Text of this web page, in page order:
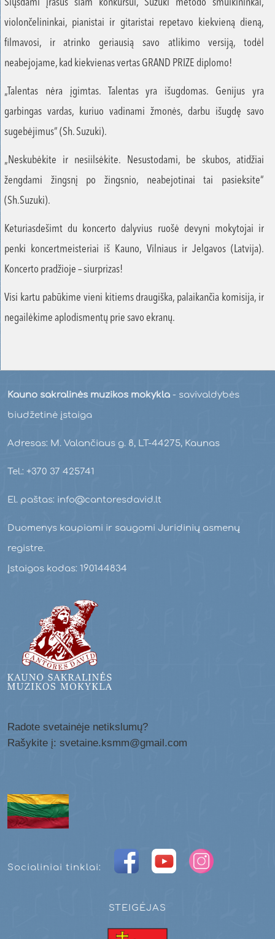
Siųsdami įrašus šiam konkursui, Suzuki metodo smuikininkai,
violončelininkai, pianistai ir gitaristai repetavo kiekvieną dieną,
filmavosi, ir atrinko geriausią savo atlikimo versiją, todėl
neabejojame, kad kiekvienas vertas GRAND PRIZE diplomo!
„Talentas nėra įgimtas. Talentas yra išugdomas. Genijus yra
garbingas vardas, kuriuo vadinami žmonės, darbu išugdę savo
sugebėjimus“ (Sh. Suzuki).
„Neskubėkite ir nesiilsėkite. Nesustodami, be skubos, atidžiai
žengdami žingsnį po žingsnio, neabejotinai tai pasieksite“
(Sh.Suzuki).
Keturiasdešimt du koncerto dalyvius ruošė devyni mokytojai ir
penki koncertmeisteriai iš Kauno, Vilniaus ir Jelgavos (Latvija).
Koncerto pradžioje – siurprizas!
Visi kartu pabūkime vieni kitiems draugiška, palaikančia komisija, ir
negailėkime aplodismentų prie savo ekranų.
Kauno sakralinės muzikos mokykla - savivaldybės
biudžetinė įstaiga
Adresas: M. Valančiaus g. 8, LT-44275, Kaunas
Tel.: +370 37 425741
El. paštas: info@cantoresdavid.lt
Duomenys kaupiami ir saugomi Juridinių asmenų
registre.
Įstaigos kodas: 190144834
Radote svetainėje netikslumų?
Rašykite į: svetaine.ksmm@gmail.com
Socialiniai tinklai:
STEIGĖJAS